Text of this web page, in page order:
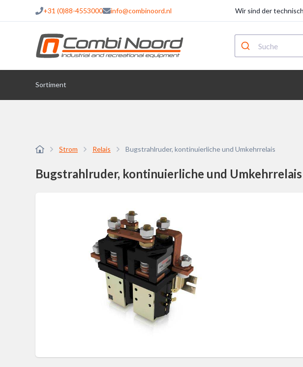
+31 (0)88-4553000 info@combinoord.nl Wir sind der
Sortiment
Strom Relais Bugstrahlruder, kontinuierliche und Umkehrrelais
Bugstrahlruder, kontinuierliche und Umkehrrelais